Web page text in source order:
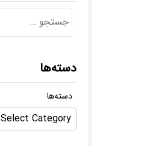
دسته‌ها
دسته‌ها
Select Category